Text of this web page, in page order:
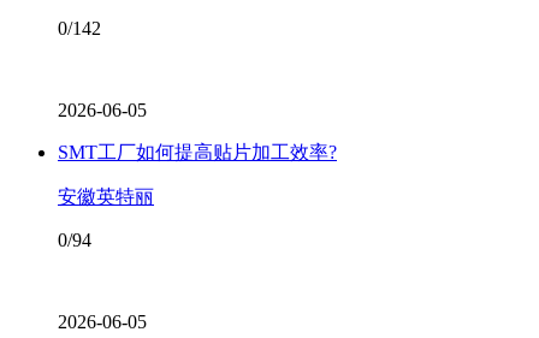
0/142
2026-06-05
SMT工厂如何提高贴片加工效率?
安徽英特丽
0/94
2026-06-05